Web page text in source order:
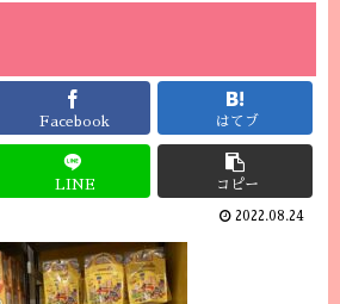
Facebook はてブ
LINE コピー
2022.08.24